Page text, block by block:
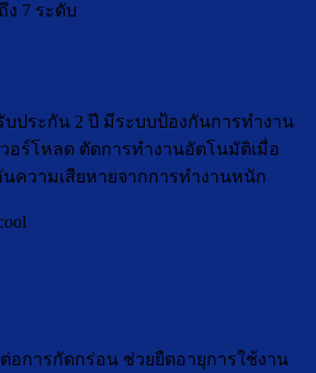
ง 7 ระดับ
ประกัน 2 ปี มีระบบป้องกันการทำงาน
วอร์โหลด ตัดการทำงานอัตโนมัติเมื่อ
ความเสียหายจากการทำงานหนัก
อการกัดกร่อน ช่วยยืดอายุการใช้งาน